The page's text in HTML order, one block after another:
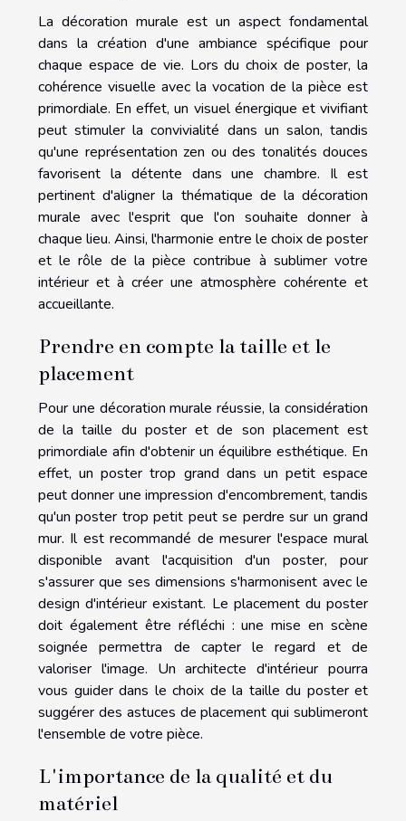
La décoration murale est un aspect fondamental
dans la création d'une ambiance spécifique pour
chaque espace de vie. Lors du choix de poster, la
cohérence visuelle avec la vocation de la pièce est
primordiale. En effet, un visuel énergique et vivifiant
peut stimuler la convivialité dans un salon, tandis
qu'une représentation zen ou des tonalités douces
favorisent la détente dans une chambre. Il est
pertinent d'aligner la thématique de la décoration
murale avec l'esprit que l'on souhaite donner à
chaque lieu. Ainsi, l'harmonie entre le choix de poster
et le rôle de la pièce contribue à sublimer votre
intérieur et à créer une atmosphère cohérente et
accueillante.
Prendre en compte la taille et le
placement
Pour une décoration murale réussie, la considération
de la taille du poster et de son placement est
primordiale afin d'obtenir un équilibre esthétique. En
effet, un poster trop grand dans un petit espace
peut donner une impression d'encombrement, tandis
qu'un poster trop petit peut se perdre sur un grand
mur. Il est recommandé de mesurer l'espace mural
disponible avant l'acquisition d'un poster, pour
s'assurer que ses dimensions s'harmonisent avec le
design d'intérieur existant. Le placement du poster
doit également être réfléchi : une mise en scène
soignée permettra de capter le regard et de
valoriser l'image. Un architecte d'intérieur pourra
vous guider dans le choix de la taille du poster et
suggérer des astuces de placement qui sublimeront
l'ensemble de votre pièce.
L'importance de la qualité et du
matériel